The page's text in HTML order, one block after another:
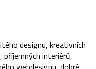
designu, kreativních
interiérů,